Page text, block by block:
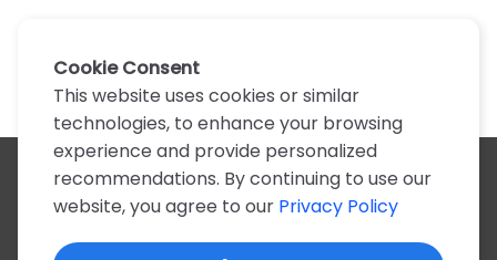
All artists
A
B C D E F G H I J K
N
O P Q R S T U V W X
Cookie Consent
This website uses cookies or similar
technologies, to enhance your browsing
experience and provide personalized
recommendations. By continuing to use our
website, you agree to our Privacy Policy